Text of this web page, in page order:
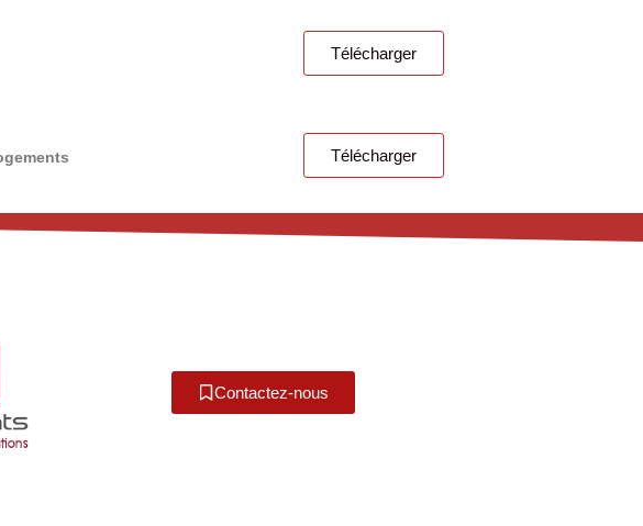
Télécharger
Télécharger
Contactez-nous